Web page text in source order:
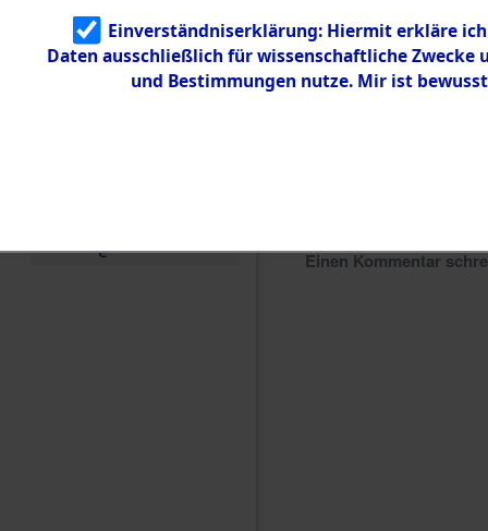
Identifizierun
5.3.3
Todesmärsch
e Einen Kommentar
Einverständniserklärung: Hiermit erkläre
Daten ausschließlich für wissenschaftliche
und Bestimmungen nutze. Mir ist